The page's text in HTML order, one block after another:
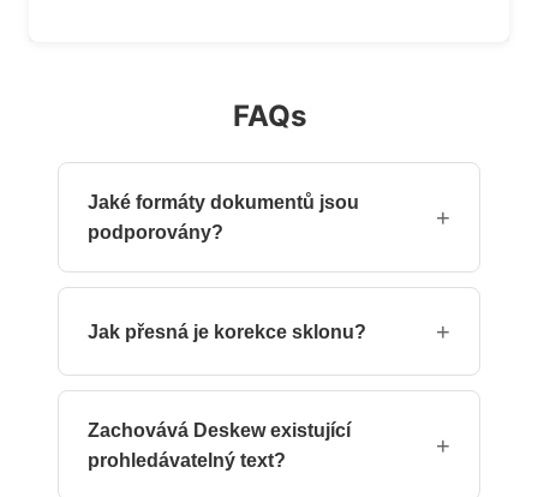
FAQs
Jaké formáty dokumentů jsou
podporovány?
+
Standardní PDF soubory (včetně šifrovaných
PNG) lze nahrát jako jednostránkové PDF.
Jak přesná je korekce sklonu? +
OpenCV vypočítává rotaci s podstupeňovou
na odchylku do 0,2° od dokonalého zarovnání.
Zachovává Deskew existující
prohledávatelný text?
+